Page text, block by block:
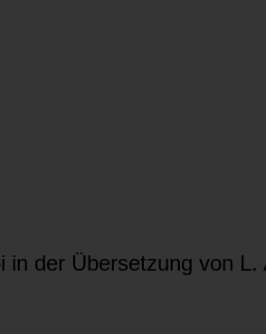
in der Übersetzung von L.